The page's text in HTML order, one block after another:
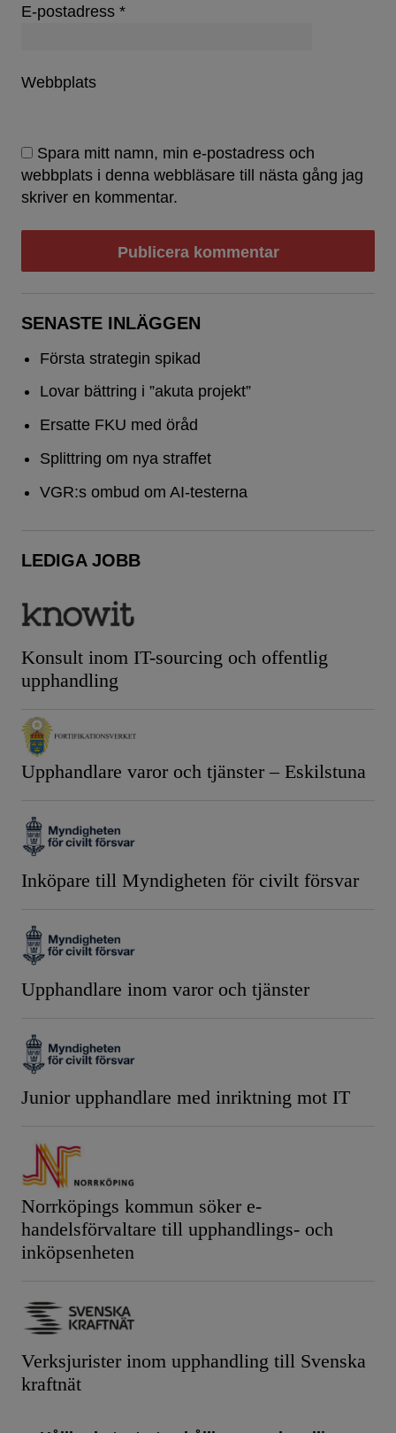
E-postadress *
Webbplats
Spara mitt namn, min e-postadress och
webbplats i denna webbläsare till nästa gång jag
skriver en kommentar.
SENASTE INLÄGGEN
Första strategin spikad
Lovar bättring i ”akuta projekt”
Ersatte FKU med öråd
Splittring om nya straffet
VGR:s ombud om AI-testerna
LEDIGA JOBB
Konsult inom IT-sourcing och offentlig
upphandling
Upphandlare varor och tjänster – Eskilstuna
Inköpare till Myndigheten för civilt försvar
Upphandlare inom varor och tjänster
Junior upphandlare med inriktning mot IT
Norrköpings kommun söker e-
handelsförvaltare till upphandlings- och
inköpsenheten
Verksjurister inom upphandling till Svenska
kraftnät